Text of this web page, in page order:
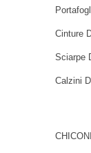
Cinture
Sciarpe
Calzini